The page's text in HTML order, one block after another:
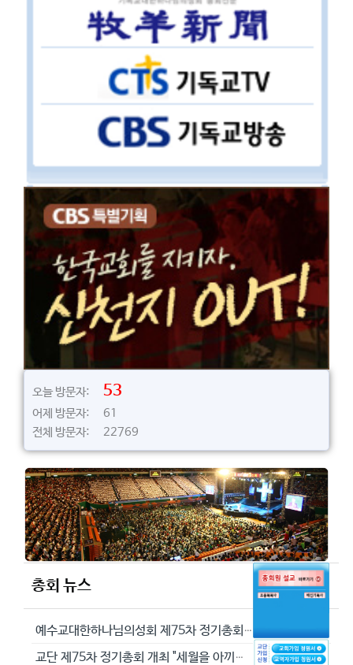
오늘 방문자: 53
어제 방문자: 61
전체 방문자: 22769
총회 뉴스
예수교대한하나님의성회 제75차 정기총회에서 정동수 목사를 이단으로 결의... [2026-05-29]
교단 제75차 정기총회 개최 "세월을 아끼라 때가 악하니라"(엡 5:16... [2026-05-23]